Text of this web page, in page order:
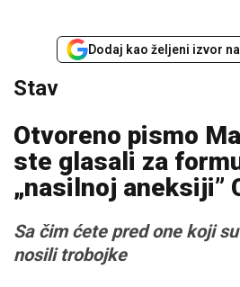
Dodaj kao željeni izvor
Stav
Otvoreno pismo
ste glasali za
„nasilnoj aneksiji”
Sa čim ćete pred one koji
nosili trobojke